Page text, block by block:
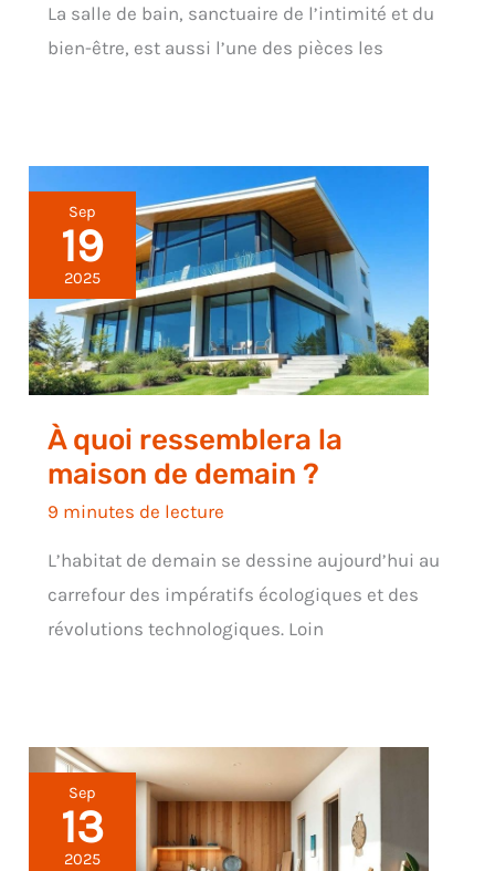
La salle de bain, sanctuaire de l’intimité et du
bien-être, est aussi l’une des pièces les
Sep
19
2025
À quoi ressemblera la
maison de demain ?
9 minutes de lecture
L’habitat de demain se dessine aujourd’hui au
carrefour des impératifs écologiques et des
révolutions technologiques. Loin
Sep
13
2025